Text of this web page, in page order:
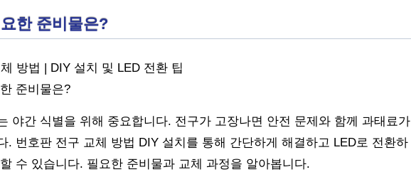
한 준비물은?
방법 | DIY 설치 및 LED 전환 팁
준비물은?
야간 식별을 위해 중요합니다. 전구가 고장나면 안전 문제와 함께 과태료가
. 번호판 전구 교체 방법 DIY 설치를 통해 간단하게 해결하고 LED로 전환하
수 있습니다. 필요한 준비물과 교체 과정을 알아봅니다.